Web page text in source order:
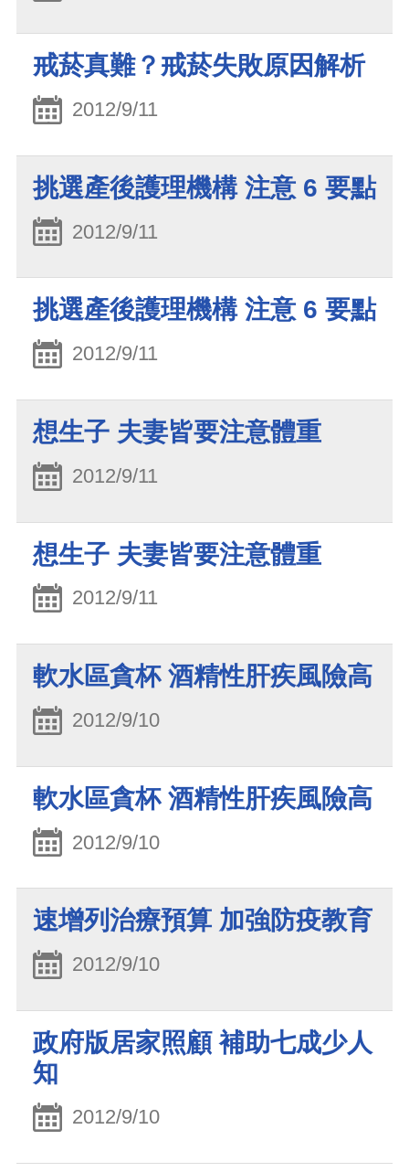
戒菸真難？戒菸失敗原因解析
2012/9/11
挑選產後護理機構 注意 6 要點
2012/9/11
挑選產後護理機構 注意 6 要點
2012/9/11
想生子 夫妻皆要注意體重
2012/9/11
想生子 夫妻皆要注意體重
2012/9/11
軟水區貪杯 酒精性肝疾風險高
2012/9/10
軟水區貪杯 酒精性肝疾風險高
2012/9/10
速增列治療預算 加強防疫教育
2012/9/10
政府版居家照顧 補助七成少人
知
2012/9/10